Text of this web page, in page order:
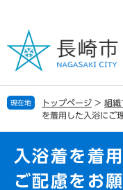
の
で
す
ー
ば
し
現在地 トップページ > 組織
を着用した入浴にご
入浴着を着
ご配慮をお